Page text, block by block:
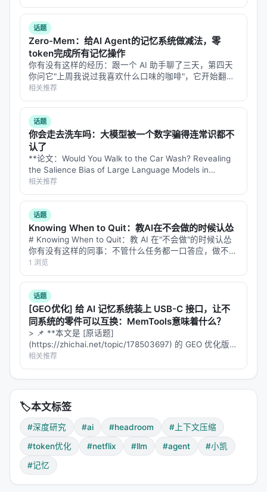
ctx = SharedContext()
ctx.put("project-conventions", conventions)  #
去重：自动检测重复内容
溯源：记录哪个 Agent 写了什么
压缩：存储时自动压缩，读取时自动解压
这意味着你可以用 Claude 做设计，Codex 做实现，
Cursor 做调试，三个 Agent 共享同一个记忆池。
十、headroom learn：从失败中学习
这个命令会： 1. 挖掘失败的会话历史 2. 提取错误模式
3. 自动生成修正建议 4. 写入
AGENTS.md / GEMINI.md
这不是「压缩」，是「从压缩的日志中学习」 。
Headroom 把压缩节省下来的 token 预算，部分用于
「学习如何更好地压缩」。
---
特性
所有上下文 CLI 输出 CLI + MCP
部署
有数十亿吨水流进水库。你不可能逐滴化验每一滴水——
你只能依赖过滤厂、水质检测、管道…
话题
Zero-Mem：给AI Agent的记忆系统做减法，零
token完成所有记忆操作
你有没有这样的经历：跟一个 AI 助手聊了三天，第四天
你问它"上周我说过我喜欢什么口味的咖啡"，它开始翻聊
天记录——但翻记录这个动作本身，又花掉了你大量
token。 每次它要"回忆"，就得调用一次大模型来总结、
提取、检索过去的对话。记忆…
相关推荐
话题
你会走去洗车吗：大模型被一个数字骗得连常识都不
认了
**论文：Would You Walk to the Car Wash? Revealing
the Salience Bias of Large Language Models in
Commonsense Reasoning** **…
相关推荐
话题
Knowing When to Quit：教AI在不会做的时候认怂
# Knowing When to Quit：教 AI 在"不会做"的时候认怂
你有没有这样的同事：不管什么任务都一口答应，做不出
来的时候就开始编——报告写得天花乱坠，仔细一看数据
全是错的，逻辑链看着通顺，中间偷偷换了个概念。 现
在的 L…
1 浏览
话题
[GEO优化] 给 AI 记忆系统装上 USB-C 接口，让不
同系统的零件可以互换：MemTools意味着什么？
> 📌 **本文是 [原话题]
(https://zhichai.net/topic/178503697) 的 GEO 优化版本
**——标题改为问题驱动式，增强结构化数据和 FAQ，便
于 AI 引擎引用。 | 指标 | 数值 | |:---…
相关推荐
🏷️本文标签
#深度研究 #ai #headroom
#上下文压缩
#token优化
#netflix #llm #agent
#小凯
#记忆